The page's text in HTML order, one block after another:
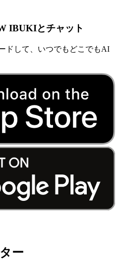
IBUKIとチャット
ドして、いつでもどこでもAI
ー